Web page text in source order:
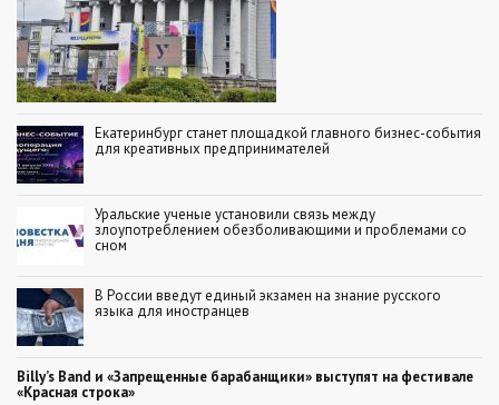
Екатеринбург станет площадкой главного бизнес-события
для креативных предпринимателей
Уральские ученые установили связь между
злоупотреблением обезболивающими и проблемами со
сном
В России введут единый экзамен на знание русского
языка для иностранцев
Billy’s Band и «Запрещенные барабанщики» выступят на фестивале
«Красная строка»